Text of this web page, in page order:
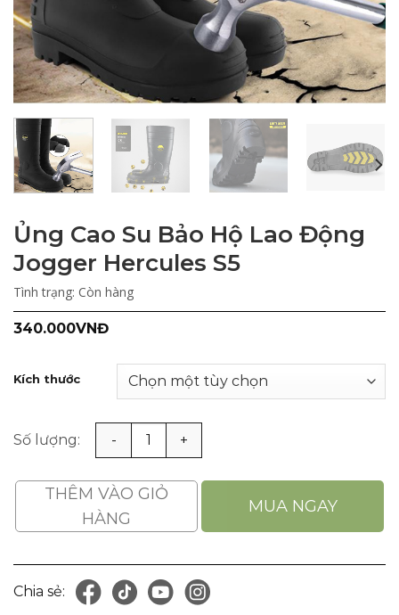
Ủng Cao Su Bảo Hộ Lao Động
Jogger Hercules S5
Tình trạng: Còn hàng
340.000VNĐ
Kích thước
Ủng Cao Su Bảo Hộ Lao Động Jogger Hercules S5 số
THÊM VÀO GIỎ
HÀNG
MUA NGAY
Chia sẻ: